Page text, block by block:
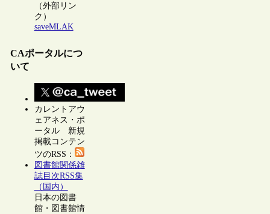
（外部リン
ク）
saveMLAK
CAポータルにつ
いて
カレントアウ
ェアネス・ポ
ータル 新規
掲載コンテン
ツのRSS：
図書館関係雑
誌目次RSS集
（国内）
日本の図書
館・図書館情